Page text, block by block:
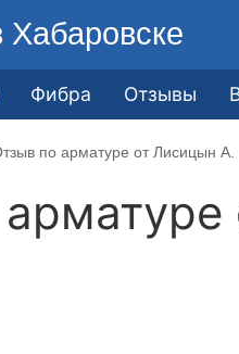
Хабаровске
Фибра Отзывы
по арматуре от Лисицын А.